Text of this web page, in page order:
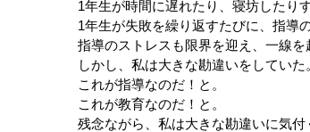
1年生が時間に遅れたり、寝坊したり
1年生が失敗を繰り返すたびに、指導
指導のストレスも限界を迎え、一線を
しかし、私は大きな勘違いをしていた
これが指導なのだ！と。
これが教育なのだ！と。
残念ながら、私は大きな勘違いに気付